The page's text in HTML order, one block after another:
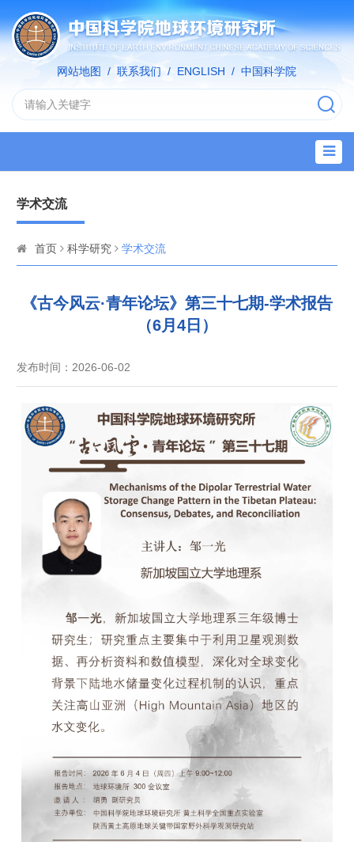
网站地图 / 联系我们 / ENGLISH / 中国科学院
学术交流
首页 科学研究 学术交流
《古今风云·青年论坛》第三十七期-学术报告
（6月4日）
发布时间：2026-06-02